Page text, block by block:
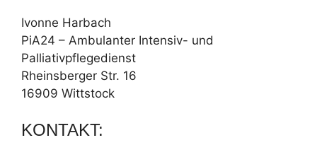
Ivonne Harbach
PiA24 – Ambulanter Intensiv- und
Palliativpflegedienst
Rheinsberger Str. 16
16909 Wittstock
KONTAKT: